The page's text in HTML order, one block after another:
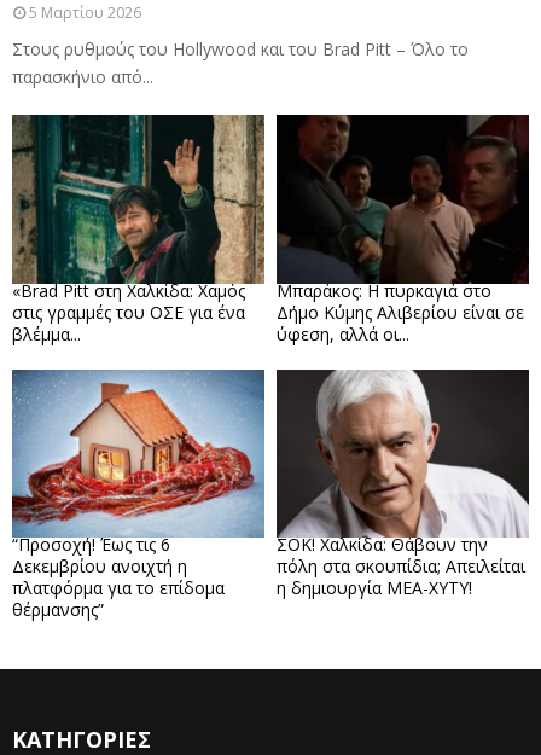
5 Μαρτίου 2026
Στους ρυθμούς του Hollywood και του Brad Pitt – Όλο το
παρασκήνιο από...
«Brad Pitt στη Χαλκίδα: Χαμός
στις γραμμές του ΟΣΕ για ένα
βλέμμα...
Μπαράκος: Η πυρκαγιά στο
Δήμο Κύμης Αλιβερίου είναι σε
ύφεση, αλλά οι...
“Προσοχή! Έως τις 6
Δεκεμβρίου ανοιχτή η
πλατφόρμα για το επίδομα
θέρμανσης”
ΣΟΚ! Χαλκίδα: Θάβουν την
πόλη στα σκουπίδια; Απειλείται
η δημιουργία ΜΕΑ-ΧΥΤΥ!
ΚΑΤΗΓΟΡΙΕΣ